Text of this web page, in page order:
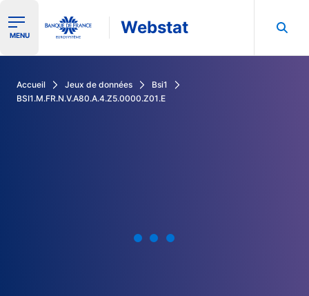
Ouvrir le menu de navigation
MENU Webstat
Accueil Jeux de données
Bsi1
BSI1.M.FR.N.V.A80.A.4.Z5.0000.Z01.E